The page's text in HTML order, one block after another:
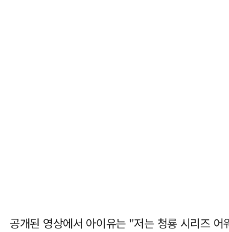
공개된 영상에서 아이유는 "저는 청룡 시리즈